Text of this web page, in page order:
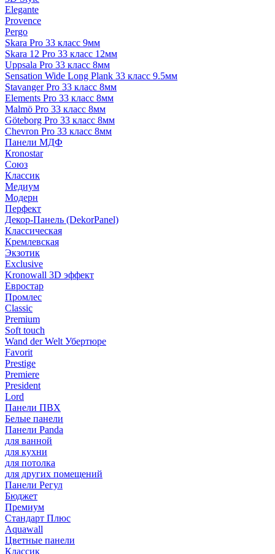
Elegante
Provence
Pergo
Skara Pro 33 класс 9мм
Skara 12 Pro 33 класс 12мм
Uppsala Pro 33 класс 8мм
Sensation Wide Long Plank 33 класс 9.5мм
Stavanger Pro 33 класс 8мм
Elements Pro 33 класс 8мм
Malmö Pro 33 класс 8мм
Göteborg Pro 33 класс 8мм
Chevron Pro 33 класс 8мм
Панели МДФ
Кronostar
Союз
Классик
Медиум
Модерн
Перфект
Декор-Панель (DekorPanel)
Классическая
Кремлевская
Экзотик
Exclusive
Kronowall 3D эффект
Евростар
Промлес
Classic
Premium
Soft touch
Wand der Welt Убертюре
Favorit
Prestige
Premiere
President
Lord
Панели ПВХ
Белые панели
Панели Panda
для ванной
для кухни
для потолка
для других помещений
Панели Регул
Бюджет
Премиум
Стандарт Плюс
Aquawall
Цветные панели
Классик